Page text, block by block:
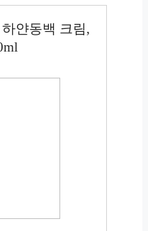
얀동백 크림,